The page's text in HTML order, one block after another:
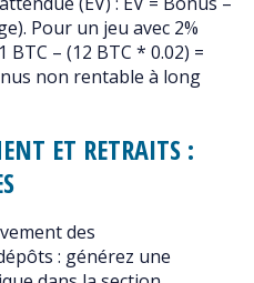
Pour un jeu avec 2%
BTC – (12 BTC * 0.02) =
non rentable à long
ET RETRAITS :
des
: générez une